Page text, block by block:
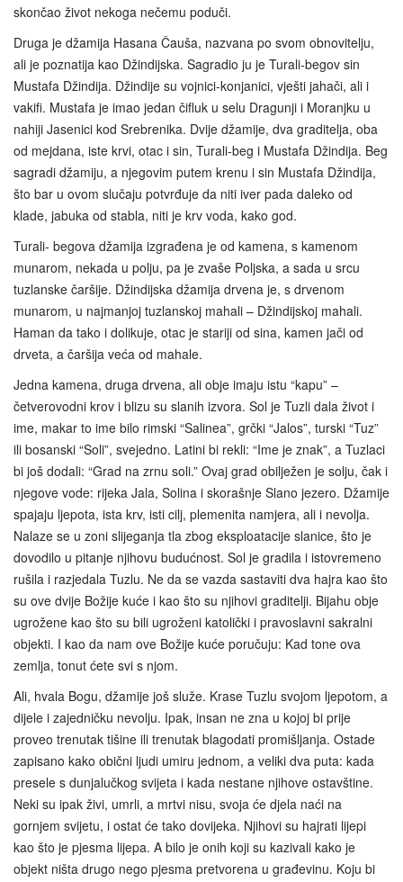
skončao život nekoga nečemu poduči.
Druga je džamija Hasana Čauša, nazvana po svom obnovitelju,
ali je poznatija kao Džindijska. Sagradio ju je Turali-begov sin
Mustafa Džindija. Džindije su vojnici-konjanici, vješti jahači, ali i
vakifi. Mustafa je imao jedan čifluk u selu Dragunji i Moranjku u
nahiji Jasenici kod Srebrenika. Dvije džamije, dva graditelja, oba
od mejdana, iste krvi, otac i sin, Turali-beg i Mustafa Džindija. Beg
sagradi džamiju, a njegovim putem krenu i sin Mustafa Džindija,
što bar u ovom slučaju potvrđuje da niti iver pada daleko od
klade, jabuka od stabla, niti je krv voda, kako god.
Turali- begova džamija izgrađena je od kamena, s kamenom
munarom, nekada u polju, pa je zvaše Poljska, a sada u srcu
tuzlanske čaršije. Džindijska džamija drvena je, s drvenom
munarom, u najmanjoj tuzlanskoj mahali – Džindijskoj mahali.
Haman da tako i dolikuje, otac je stariji od sina, kamen jači od
drveta, a čaršija veća od mahale.
Jedna kamena, druga drvena, ali obje imaju istu “kapu” –
četverovodni krov i blizu su slanih izvora. Sol je Tuzli dala život i
ime, makar to ime bilo rimski “Salinea”, grčki “Jalos”, turski “Tuz”
ili bosanski “Soli”, svejedno. Latini bi rekli: “Ime je znak”, a Tuzlaci
bi još dodali: “Grad na zrnu soli.” Ovaj grad obilježen je solju, čak i
njegove vode: rijeka Jala, Solina i skorašnje Slano jezero. Džamije
spajaju ljepota, ista krv, isti cilj, plemenita namjera, ali i nevolja.
Nalaze se u zoni slijeganja tla zbog eksploatacije slanice, što je
dovodilo u pitanje njihovu budućnost. Sol je gradila i istovremeno
rušila i razjedala Tuzlu. Ne da se vazda sastaviti dva hajra kao što
su ove dvije Božije kuće i kao što su njihovi graditelji. Bijahu obje
ugrožene kao što su bili ugroženi katolički i pravoslavni sakralni
objekti. I kao da nam ove Božije kuće poručuju: Kad tone ova
zemlja, tonut ćete svi s njom.
Ali, hvala Bogu, džamije još služe. Krase Tuzlu svojom ljepotom, a
dijele i zajedničku nevolju. Ipak, insan ne zna u kojoj bi prije
proveo trenutak tišine ili trenutak blagodati promišljanja. Ostade
zapisano kako obični ljudi umiru jednom, a veliki dva puta: kada
presele s dunjalučkog svijeta i kada nestane njihove ostavštine.
Neki su ipak živi, umrli, a mrtvi nisu, svoja će djela naći na
gornjem svijetu, i ostat će tako dovijeka. Njihovi su hajrati lijepi
kao što je pjesma lijepa. A bilo je onih koji su kazivali kako je
objekt ništa drugo nego pjesma pretvorena u građevinu. Koju bi